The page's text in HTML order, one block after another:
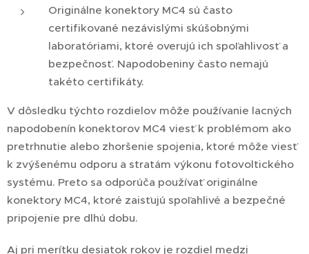
Originálne konektory MC4 sú často
certifikované nezávislými skúšobnými
laboratóriami, ktoré overujú ich spoľahlivosť a
bezpečnosť. Napodobeniny často nemajú
takéto certifikáty.
V dôsledku týchto rozdielov môže používanie lacných
napodobenín konektorov MC4 viesť k problémom ako
pretrhnutie alebo zhoršenie spojenia, ktoré môže viesť
k zvýšenému odporu a stratám výkonu fotovoltického
systému. Preto sa odporúča používať originálne
konektory MC4, ktoré zaisťujú spoľahlivé a bezpečné
pripojenie pre dlhú dobu.
Aj pri merítku desiatok rokov je rozdiel medzi